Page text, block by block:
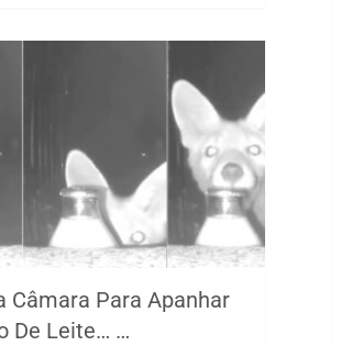
Câmara Para Apanhar
De Leite… …